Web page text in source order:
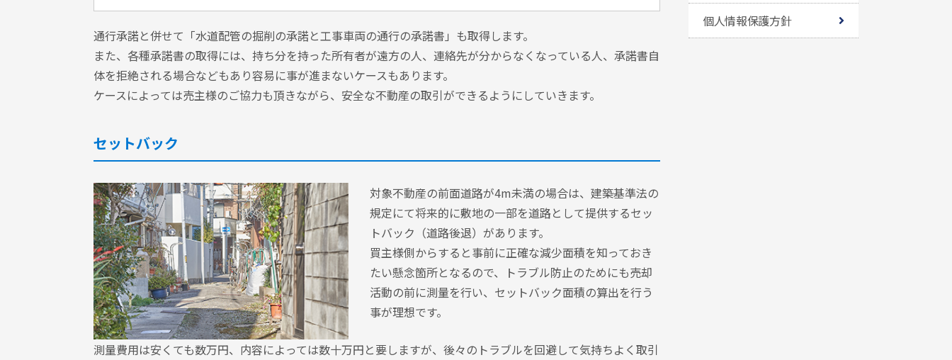
通行承諾と併せて「水道配管の掘削の承諾と工事車両の通行の承諾書」も取得します。
また、各種承諾書の取得には、持ち分を持った所有者が遠方の人、連絡先が分からなくなっている人、承諾書自
体を拒絶される場合などもあり容易に事が進まないケースもあります。
ケースによっては売主様のご協力も頂きながら、安全な不動産の取引ができるようにしていきます。
セットバック
対象不動産の前面道路が4m未満の場合は、建築基準法の
規定にて将来的に敷地の一部を道路として提供するセッ
トバック（道路後退）があります。
買主様側からすると事前に正確な減少面積を知っておき
たい懸念箇所となるので、トラブル防止のためにも売却
活動の前に測量を行い、セットバック面積の算出を行う
事が理想です。
測量費用は安くても数万円、内容によっては数十万円と要しますが、後々のトラブルを回避して気持ちよく取引
個人情報保護方針